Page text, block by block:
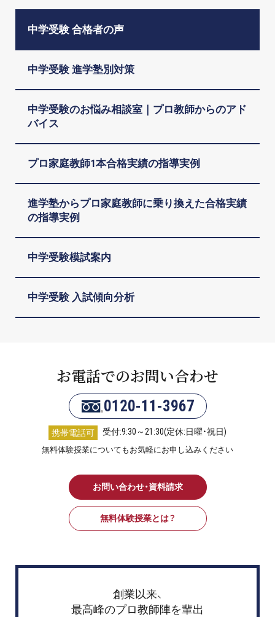
中学受験 合格者の声
中学受験 進学塾別対策
中学受験のお悩み相談室｜プロ教師からのアド
バイス
プロ家庭教師1本合格実績の指導実例
進学塾からプロ家庭教師に乗り換えた合格実績
の指導実例
中学受験模試案内
中学受験 入試傾向分析
お電話でのお問い合わせ
0120-11-3967
携帯電話可 受付:9:30～21:30(定休:日曜・祝日)
無料体験授業についてもお気軽にお申し込みください
お問い合わせ・資料請求
無料体験授業とは？
創業以来、
最高峰のプロ教師陣を輩出